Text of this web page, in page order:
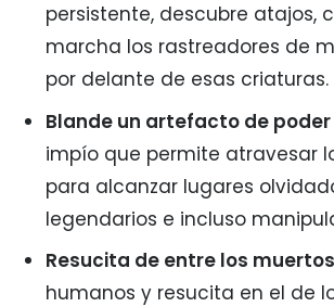
persistente, descubre atajos,
marcha los rastreadores de
por delante de esas criaturas.
Blande un artefacto de
impío que permite atravesar
para alcanzar lugares
legendarios e incluso
Resucita de entre los muertos
humanos y resucita en el de